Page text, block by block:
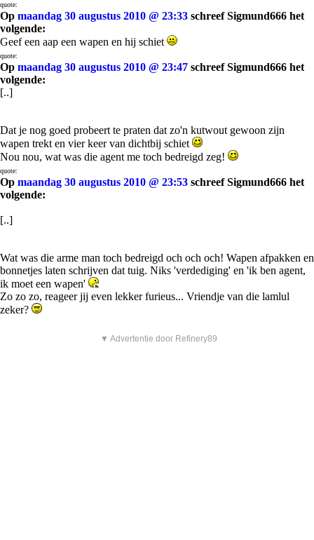
quote:
Op maandag 30 augustus 2010 @ 23:33 schreef Sigmund666 het
volgende:
Geef een aap een wapen en hij schiet
quote:
Op maandag 30 augustus 2010 @ 23:47 schreef Sigmund666 het
volgende:
[..]
Dat je nog goed probeert te praten dat zo'n kutwout gewoon zijn
wapen trekt en vier keer van dichtbij schiet
Nou nou, wat was die agent me toch bedreigd zeg!
quote:
Op maandag 30 augustus 2010 @ 23:53 schreef Sigmund666 het
volgende:
[..]
Wat was die arme man toch bedreigd och och och! Wapen afpakken en
bonnetjes laten schrijven dat tuig. Niks 'verdediging' en 'ik ben agent,
ik moet een wapen'
Zo zo zo, reageer jij even lekker furieus... Vriendje van die lamlul
zeker?
▼ Advertentie door Refinery89